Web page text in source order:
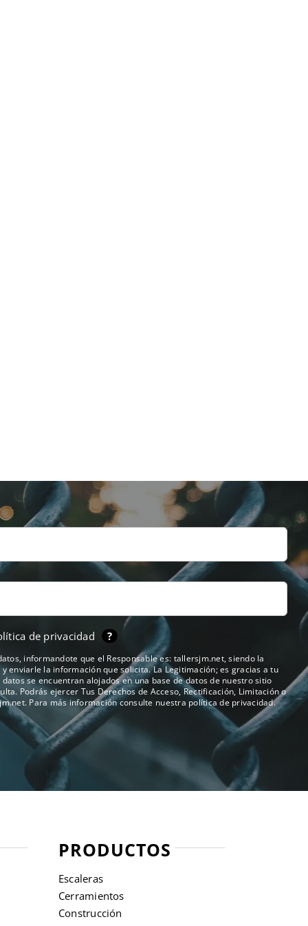
de privacidad ?
informandote que el Responsable es: tallersjm.net, siendo la
enviarle la información que solicita. La Legitimación; es gracias a tu
se encuentran alojados en una base de datos de nuestro sitio
Podrás ejercer Tus Derechos de Acceso, Rectificación, Limitación o
. Para más información consulte nuestra política de privacidad.
PRODUCTOS
Escaleras
Cerramientos
Construcción